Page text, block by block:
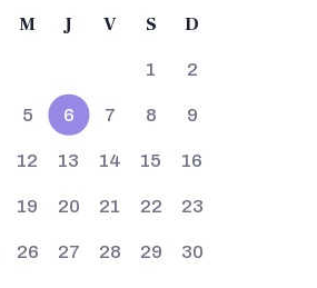
M J V S D
1 2
5 6 7 8 9
12 13 14 15 16
19 20 21 22 23
26 27 28 29 30